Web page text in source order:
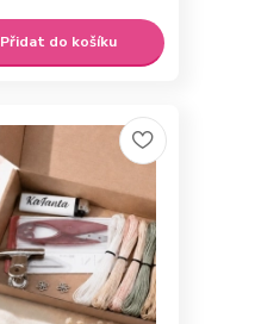
Přidat do košíku